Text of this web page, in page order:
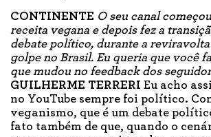
CONTINENTE O seu canal
receita vegana e depois fez a
debate político, durante a
golpe no Brasil. Eu queria que você
que mudou no feedback dos
GUILHERME TERRERI Eu acho
no YouTube sempre foi político.
veganismo, que é um debate
fato também de que, quando o